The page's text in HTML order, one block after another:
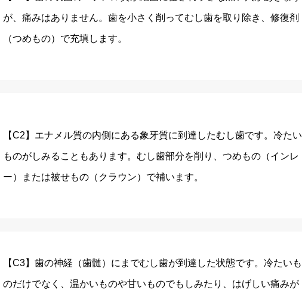
が、痛みはありません。歯を小さく削ってむし歯を取り除き、修復剤
（つめもの）で充填します。
【C2】エナメル質の内側にある象牙質に到達したむし歯です。冷たい
ものがしみることもあります。むし歯部分を削り、つめもの（インレ
ー）または被せもの（クラウン）で補います。
【C3】歯の神経（歯髄）にまでむし歯が到達した状態です。冷たいも
のだけでなく、温かいものや甘いものでもしみたり、はげしい痛みが